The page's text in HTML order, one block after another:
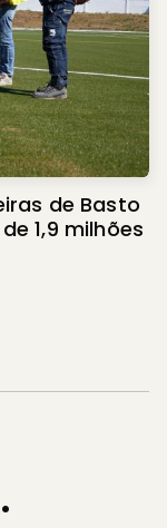
de Basto
1,9 milhões